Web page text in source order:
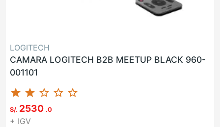
LOGITECH
CAMARA LOGITECH B2B MEETUP BLACK 960-
001101
star star star_border star_border star_border
S/. 2530 .0
+ IGV